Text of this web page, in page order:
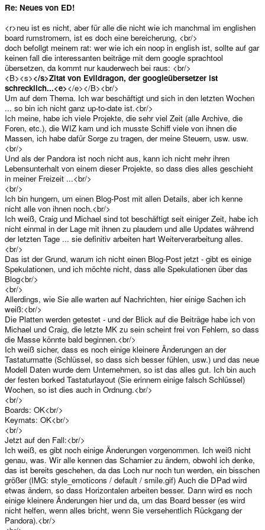
DPads (damit es besser funktioniert) und der Hinge. Der Rest war in
lediglich ein DPad. Und das kann innerhalb weniger Tage erstellt werden.
Wir hoffen, dass Dave alle Änderungen bis nächste Woche fertig hat. Ja, wir
wissen, dass das noch eine gewisse Zeitspanne ist... aber durch die
Finanzkrise hat Daves Firma leider einige Mitarbeiter ausgestellt, so dass er
nun doppelt soviel arbeiten darf und so viel weniger Zeit für das Gehäuse
hat. Wir sind wirklich dankbar, dass er daran arbeitet, es zu perfektionieren.
Nun aber zur Lösung, die ich oben erwähnt habe: Der Gußform-Hersteller
hat uns seine Hilfe angeboten. Er bekommt zusammen mit den Daten für
das fertige Modell quasi eine komplette Pandora (alle Teile, LCD, Hinge,
Platine, Keymatte, etc.) und wird die Daten nochmals mit den Teilen
vergleichen - um sicherzustellen, dass auch wirklich alles passt. Die Firma
stellt seit Jahren Gehäuse her und kennt sich hier sehr gut aus, das hilft uns
also definitiv weiter. Der einzige Nachteil ist, dass die Gußformerstellung
nun etwas länger dauert, nämlich geschätzte 45 Tage statt 35. Aber dafür
wird sichergestellt, dass alles passt - sonst könnte es passieren, dass wir
nochmals ein komplettes Gehäuse machen müssten, was viel mehr Zeit und
jede Menge Geld kosten würde.
In dieser Zeit können wir aber dann auch problemlos die CE-Tests
durchführen und sogar noch das Board anpassen, sollte es aus CE-
Gründen nötig sein.
6. Software
Das Betriebssystem und die Treiber sind mittlerweile schon sehr weit
fortgeschritten. Es läuft schon fast alles, lediglich WiFi bereitet uns noch ein
paar Probleme. Die Hardware funktioniert, Lowlevel WiFi-Tests laufen
problemlos, aber im Angström-Image haben wir den Treiber noch nicht zum
Laufen bekommen. Wenn das bis zur Fertigstellung der Pandora nicht
behoben werden kann, wird es durch ein späteres automatisches Firmware-
Update behoben. Macht Euch keine Sorgen
Ich hoffe, ich konnte hier ein wenig aufklären, was so alles passiert ist...
natürlich ist noch eine Menge mehr langweiliger Sachen passiert
(Organisation zwischen allen Firmen, NDAs unterschreiben. Lizenzen, etc.),
aber ich denke, das wichtigste ist erzählt.
Nochmals zusammenfassend::
Platinen: Fertig und funktionierend
Tastaturmatte: Fertig und in Produktion
Analoge Controller: Probleme gelöst, neue Controller bereits da und
funktionieren ohne Probleme
CE Test: Wird während Gußformherstellung durchgeführt
Gehäuse: Die letzten Fehler werden behoben, sollte nächste Woche beim
Massenproduktionswerk eintreffen
Das wäre alles soweit. Danke fürs Lesen... und noch einen VIEL größeren
Dank, dass Ihr uns so lange die Stange haltet
Wir haben einige Kommentare wie "Ich warte lieber länger, hauptsache, das
Gerät hat keine Fehler!" erhalten. Und deswegen haben wir auch alle
Fehler beseitigt - statt mit dem fast perfekten Gehäuse in Massenproduktion
zu gehen. Es ist eine Spielekonsole - und die Spielsteuerungen sollten
nicht nur funktionieren, sondern sich auch wirklich gut anfühlen. Danke
nochmals!
Re: Neues von ED!
<r>neu ist es nicht, aber für alle die nicht wie ich manchmal im englishen
board rumstromern, ist es doch eine bereicherung, <br/>
doch befollgt meinem rat: wer wie ich ein noop in english ist, sollte auf gar
keinen fall die interessanten beiträge mit dem google sprachtool
übersetzen, da kommt nur kauderwech bei raus: <br/>
<B><s></s>Zitat von Evildragon, der googleübersetzer ist
schrecklich...<e></e></B><br/>
Um auf dem Thema. Ich war beschäftigt und sich in den letzten Wochen
... so bin ich nicht ganz up-to-date ist.<br/>
Ich meine, habe ich viele Projekte, die sehr viel Zeit (alle Archive, die
Foren, etc.), die WIZ kam und ich musste Schiff viele von ihnen die
Massen, ich habe dafür Sorge zu tragen, der meine Steuern, usw. usw.
<br/>
Und als der Pandora ist noch nicht aus, kann ich nicht mehr ihren
Lebensunterhalt von einem dieser Projekte, so dass dies alles geschieht
in meiner Freizeit ...<br/>
<br/>
Ich bin hungern, um einen Blog-Post mit allen Details, aber ich kenne
nicht alle von ihnen noch.<br/>
Ich weiß, Craig und Michael sind tot beschäftigt seit einiger Zeit, habe ich
nicht einmal in der Lage mit ihnen zu plaudern und alle Updates während
der letzten Tage ... sie definitiv arbeiten hart Weiterverarbeitung alles.
<br/>
Das ist der Grund, warum ich nicht einen Blog-Post jetzt - gibt es einige
Spekulationen, und ich möchte nicht, dass alle Spekulationen über das
Blog<br/>
<br/>
Allerdings, wie Sie alle warten auf Nachrichten, hier einige Sachen ich
weiß:<br/>
Die Platten werden getestet - und der Blick auf die Beiträge habe ich von
Michael und Craig, die letzte MK zu sein scheint frei von Fehlern, so dass
die Masse könnte bald beginnen.<br/>
Ich weiß sicher, dass es noch einige kleinere Änderungen an der
Tastaturmatte (Schlüssel, so dass sich besser fühlen, usw.) und das neue
Modell Daten wurde dem Unternehmen, so ist das alles gut. Ich bin auch
der festen borked Tastaturlayout (Sie erinnern einige falsch Schlüssel)
Wochen, so ist dies auch in Ordnung.<br/>
<br/>
Boards: OK<br/>
Keymats: OK<br/>
<br/>
Jetzt auf den Fall:<br/>
Ich weiß, es gibt noch einige Änderungen vorgenommen. Ich weiß nicht
genau, was. Wir alle kennen das Scharnier zu ändern, obwohl ich denke,
das ist bereits geschehen, da das Loch nur noch tun werden, ein bisschen
größer (IMG: style_emoticons / default / smile.gif) Auch die DPad wird
etwas ändern, so dass Horizontalen arbeiten besser. Dann wird es noch
einige kleinere Änderungen hier und da, um das Board besser (es wird
nicht helfen, wenn alles bricht, wenn Sie versehentlich Rückgang der
Pandora).<br/>